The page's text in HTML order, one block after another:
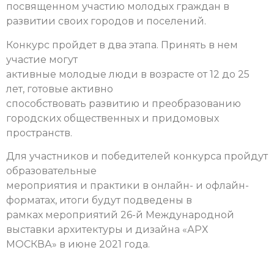
посвященном участию молодых граждан в
развитии своих городов и поселений.
Конкурс пройдет в два этапа. Принять в нем
участие могут
активные молодые люди в возрасте от 12 до 25
лет, готовые активно
способствовать развитию и преобразованию
городских общественных и придомовых
пространств.
Для участников и победителей конкурса пройдут
образовательные
мероприятия и практики в онлайн- и офлайн-
форматах, итоги будут подведены в
рамках мероприятий 26-й Международной
выставки архитектуры и дизайна «АРХ
МОСКВА» в июне 2021 года.